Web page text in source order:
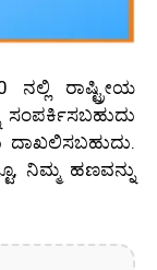
ನಲ್ಲಿ ರಾಷ್ಟ್ರೀಯ
ದಾಖಲಿಸಬಹುದು.
ನಿಮ್ಮ ಹಣವನ್ನು